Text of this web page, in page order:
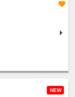
NEW